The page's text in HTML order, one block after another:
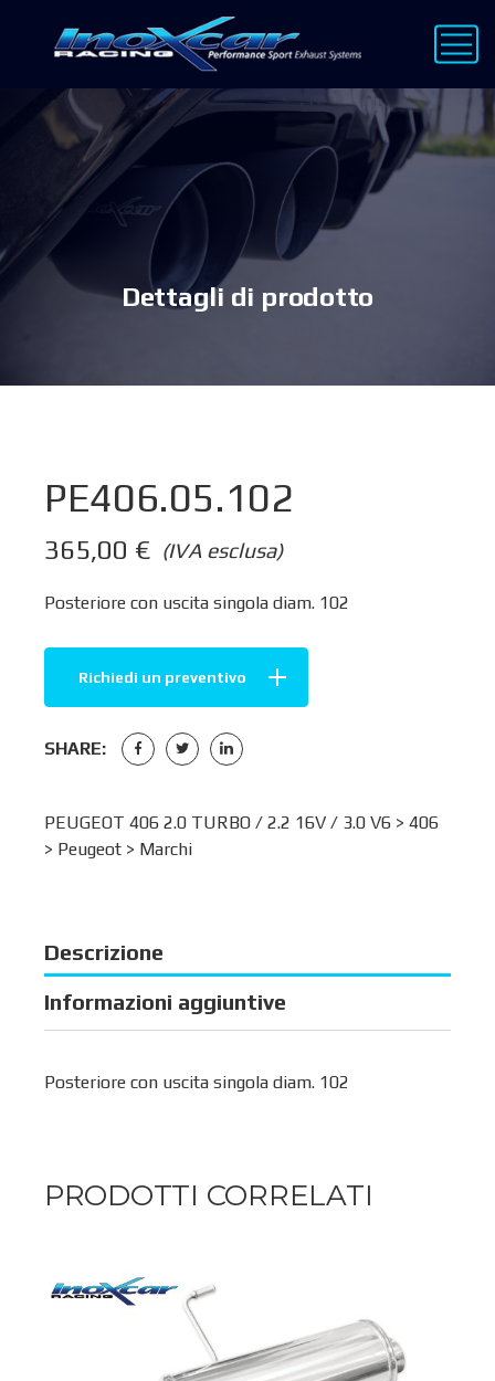
Dettagli di prodotto
PE406.05.102
(IVA esclusa)
365,00 €
Posteriore con uscita singola diam. 102
Richiedi un preventivo
SHARE:
PEUGEOT 406 2.0 TURBO / 2.2 16V / 3.0 V6 > 406
> Peugeot > Marchi
Descrizione
Informazioni aggiuntive
Posteriore con uscita singola diam. 102
PRODOTTI CORRELATI